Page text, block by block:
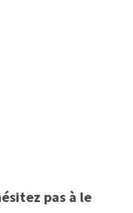
pas à le